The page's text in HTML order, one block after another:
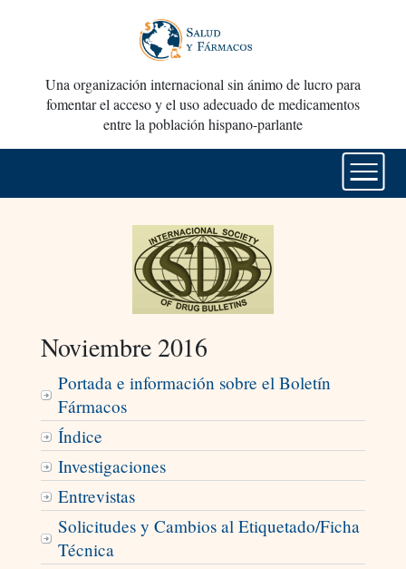
Una organización internacional sin ánimo de lucro para
fomentar el acceso y el uso adecuado de medicamentos
entre la población hispano-parlante
Noviembre 2016
Portada e información sobre el Boletín
Fármacos
Índice
Investigaciones
Entrevistas
Solicitudes y Cambios al Etiquetado/Ficha
Técnica